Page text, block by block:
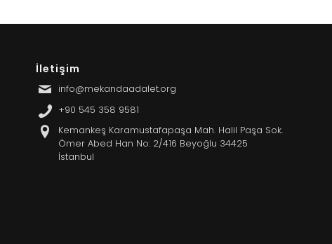
İletişim
info@mekandaadalet.org
+90 545 358 9581
Kemankeş Karamustafapaşa Mah. Halil Paşa Sok.
Ömer Abed Han No: 2/416 Beyoğlu 34425
İstanbul